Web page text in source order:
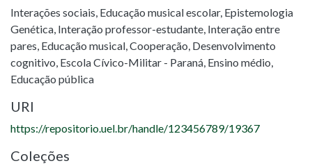
Interações sociais, Educação musical escolar, Epistemologia
Genética, Interação professor-estudante, Interação entre
pares, Educação musical,Cooperação, Desenvolvimento
cognitivo, Escola Cívico-Militar - Paraná, Ensino médio,
Educação pública
URI
https://repositorio.uel.br/handle/123456789/19367
Coleções